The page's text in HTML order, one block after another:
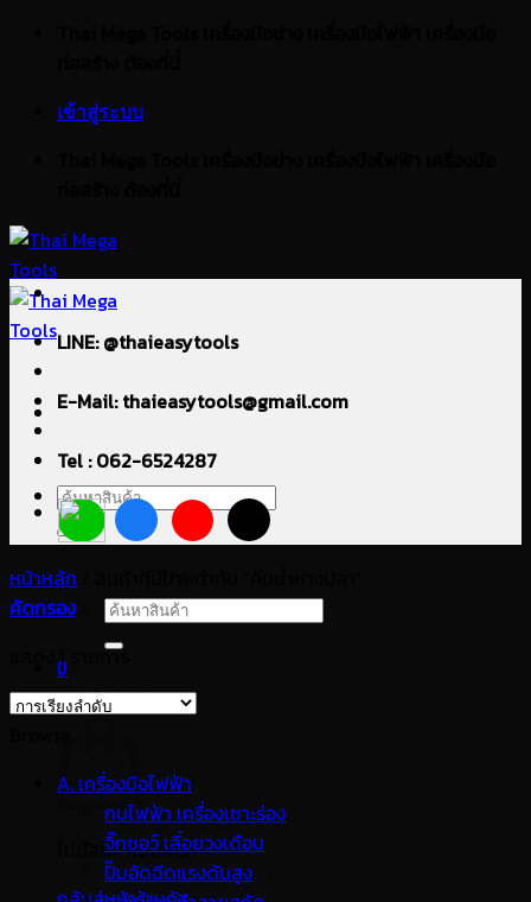
เข้าสู่ระบบ
ค้นหา:
ค้นหา:
0
ตะกร้าสินค้า
ไม่มีสินค้าในตะกร้า
LINE: @thaieasytools
E-Mail: thaieasytools@gmail.com
Tel : 062-6524287
หน้าหลัก
คัดกรอง
แสดง 1 รายการ
A. เครื่องมือไฟฟ้า
กบไฟฟ้า เครื่องเซาะร่อง
จิ๊กซอว์ เลื่อยวงเดือน
ปั๊มอัดฉีดแรงดันสูง